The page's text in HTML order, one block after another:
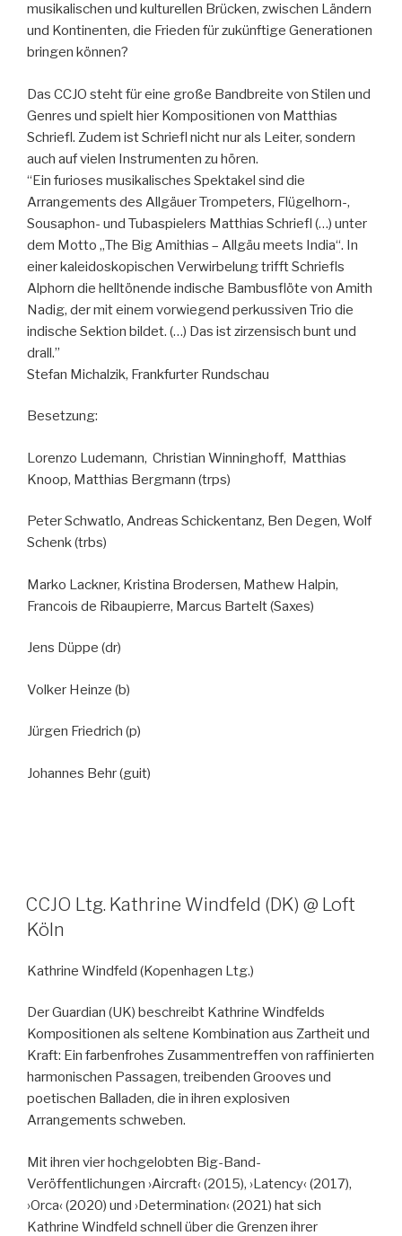
musikalischen und kulturellen Brücken, zwischen Ländern
und Kontinenten, die Frieden für zukünftige Generationen
bringen können?
Das CCJO steht für eine große Bandbreite von Stilen und
Genres und spielt hier Kompositionen von Matthias
Schriefl. Zudem ist Schriefl nicht nur als Leiter, sondern
auch auf vielen Instrumenten zu hören.
“Ein furioses musikalisches Spektakel sind die
Arrangements des Allgäuer Trompeters, Flügelhorn-,
Sousaphon- und Tubaspielers Matthias Schriefl (…) unter
dem Motto „The Big Amithias – Allgäu meets India“. In
einer kaleidoskopischen Verwirbelung trifft Schriefls
Alphorn die helltönende indische Bambusflöte von Amith
Nadig, der mit einem vorwiegend perkussiven Trio die
indische Sektion bildet. (…) Das ist zirzensisch bunt und
drall.”
Stefan Michalzik, Frankfurter Rundschau
Besetzung:
Lorenzo Ludemann, Christian Winninghoff, Matthias
Knoop, Matthias Bergmann (trps)
Peter Schwatlo, Andreas Schickentanz, Ben Degen, Wolf
Schenk (trbs)
Marko Lackner, Kristina Brodersen, Mathew Halpin,
Francois de Ribaupierre, Marcus Bartelt (Saxes)
Jens Düppe (dr)
Volker Heinze (b)
Jürgen Friedrich (p)
Johannes Behr (guit)
CCJO Ltg. Kathrine Windfeld (DK) @ Loft
Köln
Kathrine Windfeld (Kopenhagen Ltg.)
Der Guardian (UK) beschreibt Kathrine Windfelds
Kompositionen als seltene Kombination aus Zartheit und
Kraft: Ein farbenfrohes Zusammentreffen von raffinierten
harmonischen Passagen, treibenden Grooves und
poetischen Balladen, die in ihren explosiven
Arrangements schweben.
Mit ihren vier hochgelobten Big-Band-
Veröffentlichungen ›Aircraft‹ (2015), ›Latency‹ (2017),
›Orca‹ (2020) und ›Determination‹ (2021) hat sich
Kathrine Windfeld schnell über die Grenzen ihrer